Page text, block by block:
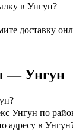
в Унгун?
доставку
— Унгун
Унгун по
адресу в